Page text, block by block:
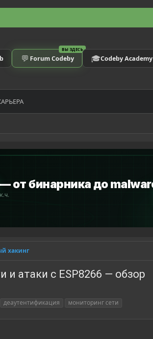
ВЫ ЗДЕСЬ
💬 Forum Codeby 🎓Codeby Academy
хакинг
и атаки с ESP8266 — обзор
деаутентификация мониторинг сети